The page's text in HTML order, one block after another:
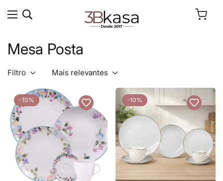
Mesa Posta
Filtro Mais relevantes
-10% -10%